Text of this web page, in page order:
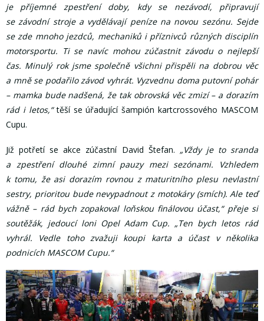
je příjemné zpestření doby, kdy se nezávodí, připravují
se závodní stroje a vydělávají peníze na novou sezónu. Sejde
se zde mnoho jezdců, mechaniků i příznivců různých disciplín
motorsportu. Ti se navíc mohou zúčastnit závodu o nejlepší
čas. Minulý rok jsme společně všichni přispěli na dobrou věc
a mně se podařilo závod vyhrát. Vyzvednu doma putovní pohár
– mamka bude nadšená, že tak obrovská věc zmizí – a dorazím
rád i letos,“těší se úřadující šampión kartcrossového MASCOM
Cupu.
Již potřetí se akce zúčastní David Štefan. „Vždy je to sranda
a zpestření dlouhé zimní pauzy mezi sezónami. Vzhledem
k tomu, že asi dorazím rovnou z maturitního plesu nevlastní
sestry, prioritou bude nevypadnout z motokáry (smích). Ale teď
vážně – rád bych zopakoval loňskou finálovou účast,“ přeje si
soutěžák, jedoucí loni Opel Adam Cup. „Ten bych letos rád
vyhrál. Vedle toho zvažuji koupi karta a účast v několika
podnicích MASCOM Cupu.“